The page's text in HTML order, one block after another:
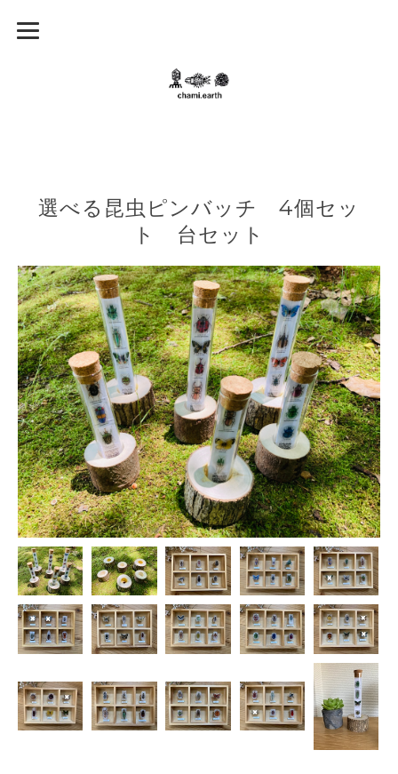
選べる昆虫ピンバッチ 4個セッ
ト 台セット